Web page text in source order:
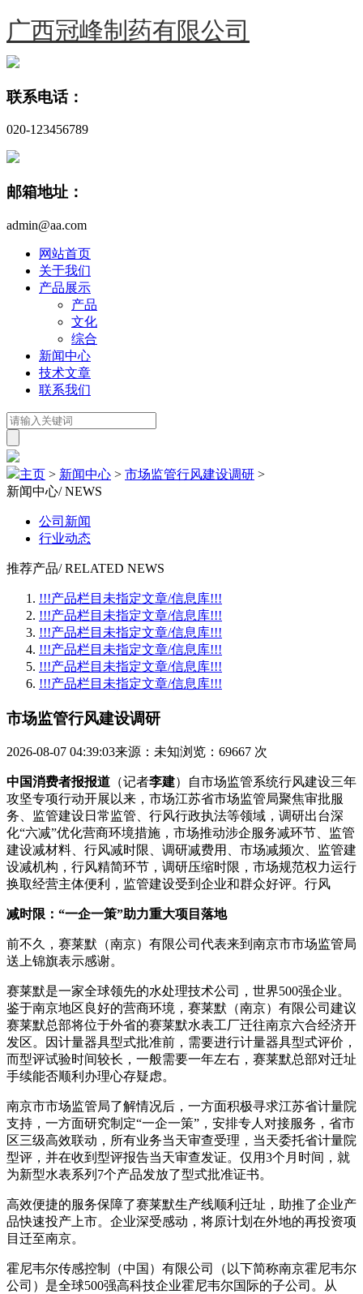
广西冠峰制药有限公司
联系电话：
020-123456789
邮箱地址：
admin@aa.com
网站首页
关于我们
产品展示
产品
文化
综合
新闻中心
技术文章
联系我们
主页 > 新闻中心 > 市场监管行风建设调研 >
新闻中心/ NEWS
公司新闻
行业动态
推荐产品/ RELATED NEWS
!!!产品栏目未指定文章/信息库!!!
!!!产品栏目未指定文章/信息库!!!
!!!产品栏目未指定文章/信息库!!!
!!!产品栏目未指定文章/信息库!!!
!!!产品栏目未指定文章/信息库!!!
!!!产品栏目未指定文章/信息库!!!
市场监管行风建设调研
2026-08-07 04:39:03来源：未知浏览：69667 次
中国消费者报报道 （记者李建）自市场监管系统行风建设三年
攻坚专项行动开展以来，市场江苏省市场监管局聚焦审批服
务、监管建设日常监管、行风行政执法等领域，调研出台深
化“六减”优化营商环境措施，市场推动涉企服务减环节、监管
建设减材料、行风减时限、调研减费用、市场减频次、监管建
设减机构，行风精简环节，调研压缩时限，市场规范权力运行
换取经营主体便利，监管建设受到企业和群众好评。行风
减时限：“一企一策”助力重大项目落地
前不久，赛莱默（南京）有限公司代表来到南京市市场监管局
送上锦旗表示感谢。
赛莱默是一家全球领先的水处理技术公司，世界500强企业。
鉴于南京地区良好的营商环境，赛莱默（南京）有限公司建议
赛莱默总部将位于外省的赛莱默水表工厂迁往南京六合经济开
发区。因计量器具型式批准前，需要进行计量器具型式评价，
而型评试验时间较长，一般需要一年左右，赛莱默总部对迁址
手续能否顺利办理心存疑虑。
南京市市场监管局了解情况后，一方面积极寻求江苏省计量院
支持，一方面研究制定“一企一策”，安排专人对接服务，省市
区三级高效联动，所有业务当天审查受理，当天委托省计量院
型评，并在收到型评报告当天审查发证。仅用3个月时间，就
为新型水表系列7个产品发放了型式批准证书。
高效便捷的服务保障了赛莱默生产线顺利迁址，助推了企业产
品快速投产上市。企业深受感动，将原计划在外地的再投资项
目迁至南京。
霍尼韦尔传感控制（中国）有限公司（以下简称南京霍尼韦尔
公司）是全球500强高科技企业霍尼韦尔国际的子公司。从